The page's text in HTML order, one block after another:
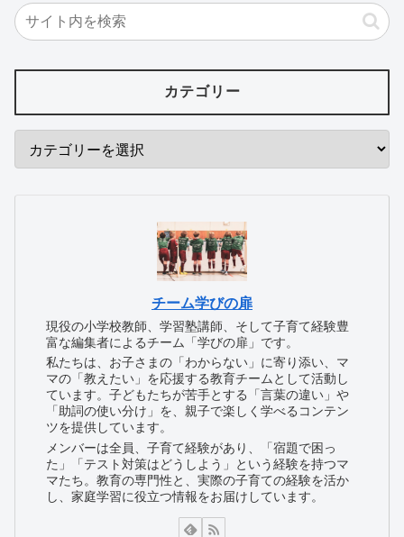
カテゴリー
チーム学びの扉
現役の小学校教師、学習塾講師、そして子育て経験豊
富な編集者によるチーム「学びの扉」です。
私たちは、お子さまの「わからない」に寄り添い、マ
マの「教えたい」を応援する教育チームとして活動し
ています。子どもたちが苦手とする「言葉の違い」や
「助詞の使い分け」を、親子で楽しく学べるコンテン
ツを提供しています。
メンバーは全員、子育て経験があり、「宿題で困っ
た」「テスト対策はどうしよう」という経験を持つマ
マたち。教育の専門性と、実際の子育ての経験を活か
し、家庭学習に役立つ情報をお届けしています。